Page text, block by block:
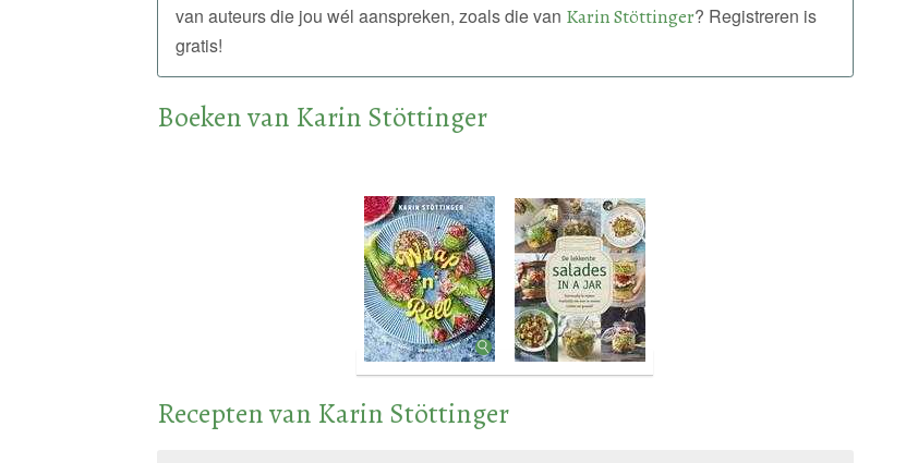
van auteurs die jou wél aanspreken, zoals die van Karin Stöttinger? Registreren is
gratis!
Boeken van Karin Stöttinger
Recepten van Karin Stöttinger